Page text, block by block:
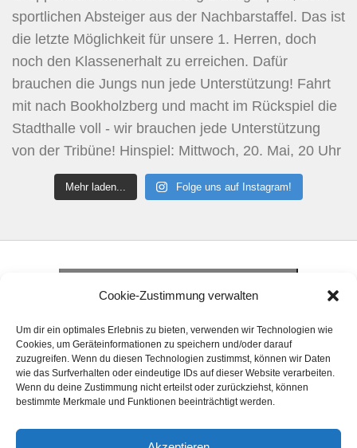
Cookie-Zustimmung verwalten
Um dir ein optimales Erlebnis zu bieten, verwenden wir Technologien wie
Cookies, um Geräteinformationen zu speichern und/oder darauf
zuzugreifen. Wenn du diesen Technologien zustimmst, können wir Daten
wie das Surfverhalten oder eindeutige IDs auf dieser Website verarbeiten.
Wenn du deine Zustimmung nicht erteilst oder zurückziehst, können
bestimmte Merkmale und Funktionen beeinträchtigt werden.
Mehr laden... Folge uns auf Instagram!
Klicke hier, um Marketing-Cookies zu
akzeptieren und diesen Inhalt zu aktivieren